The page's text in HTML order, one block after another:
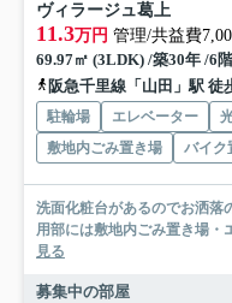
ヴィラージュ葛上
11.3万円 管理/共益費
69.97㎡ (3LDK) /築30年 /6
阪急千里線「山田」駅 徒
駐輪場 エレベーター
敷地内ごみ置き場
バイク
洗面化粧台があるのでお洒落
用部には敷地内ごみ置き場・
見る
募集中の部屋